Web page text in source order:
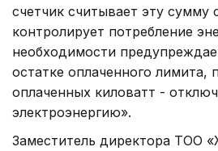
счетчик считывает эту сумму
контролирует потребление
необходимости
остатке оплаченного лимита,
оплаченных киловатт -
электроэнергию».
Заместитель директора ТОО